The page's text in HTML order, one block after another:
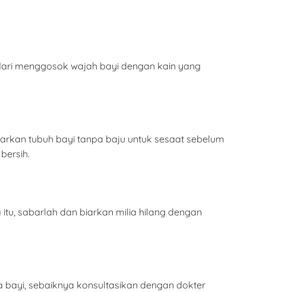
menggosok wajah bayi dengan kain yang
tubuh bayi tanpa baju untuk sesaat sebelum
sabarlah dan biarkan milia hilang dengan
sebaiknya konsultasikan dengan dokter